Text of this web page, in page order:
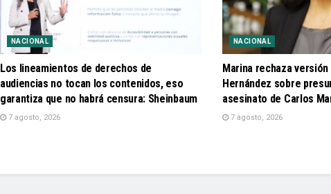
NACIONAL
Los lineamientos de derechos de
audiencias no tocan los contenidos, eso
garantiza que no habrá censura: Sheinbaum
7 agosto, 2026
NACIONAL
Marina rechaza versión
Hernández sobre
asesinato de Carlos
7 agosto, 2026